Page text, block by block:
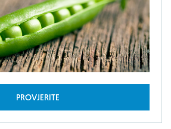
PROVJERITE